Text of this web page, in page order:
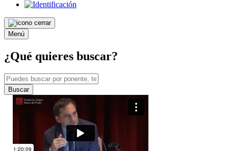
Menú
¿Qué quieres buscar?
Buscar